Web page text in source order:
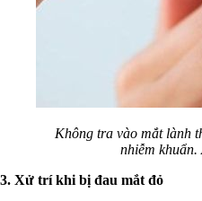
Không tra vào mắt lành
nhiễm
3. Xử trí khi bị đau mắt đỏ